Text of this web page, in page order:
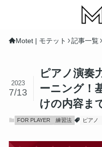
Motet | モテット 記事一覧
ピアノ演奏
ーニング！
けの内容ま
2023
7/13
FOR PLAYER 練習法 ピアノ